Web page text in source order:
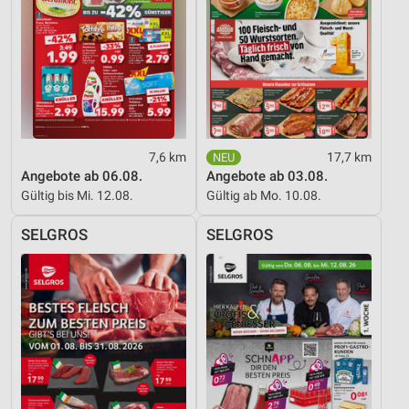
7,6 km
Angebote ab 06.08.
Gültig bis Mi. 12.08.
17,7 km
Angebote ab 03.08.
Gültig ab Mo. 10.08.
SELGROS SELGROS